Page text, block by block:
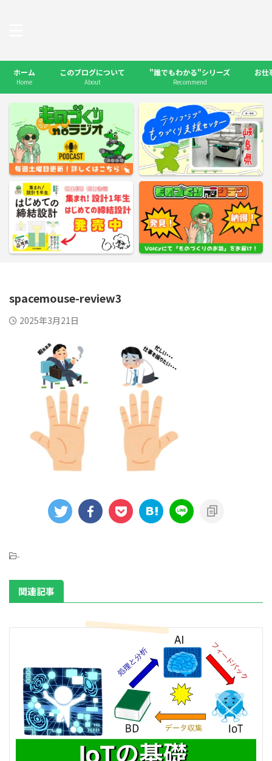
ホーム
Home
このブログについて
About
"誰でもわかる"シリーズ
Recommend
お仕
spacemouse-review3
2025年3月21日
-
関連記事